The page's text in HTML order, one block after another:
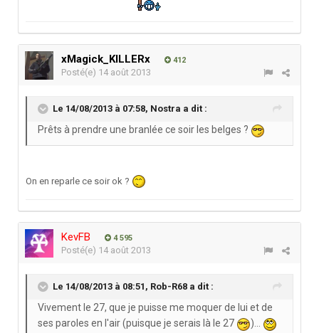
xMagick_KILLERx 412
Posté(e) 14 août 2013
Le 14/08/2013 à 07:58, Nostra a dit :
Prêts à prendre une branlée ce soir les belges ?
On en reparle ce soir ok ?
KevFB 4 595
Posté(e) 14 août 2013
Le 14/08/2013 à 08:51, Rob-R68 a dit :
Vivement le 27, que je puisse me moquer de lui et de
ses paroles en l'air (puisque je serais là le 27
)...